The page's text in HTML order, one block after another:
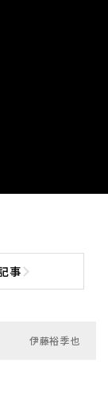
事
次の記事へ
伊藤裕季也